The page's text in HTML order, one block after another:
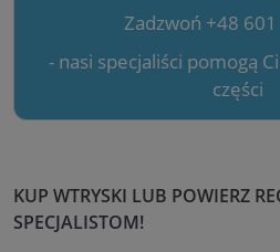
Zadzwoń +48
- nasi specjaliści pomogą
części
KUP WTRYSKI LUB POWIERZ
SPECJALISTOM!